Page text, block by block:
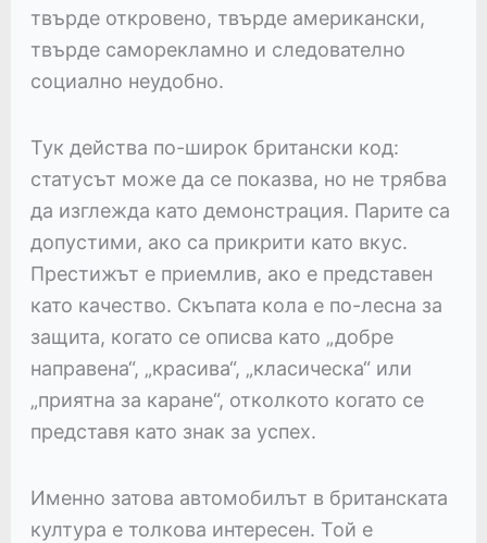
твърде откровено, твърде американски,
твърде саморекламно и следователно
социално неудобно.
Тук действа по-широк британски код:
статусът може да се показва, но не трябва
да изглежда като демонстрация. Парите са
допустими, ако са прикрити като вкус.
Престижът е приемлив, ако е представен
като качество. Скъпата кола е по-лесна за
защита, когато се описва като „добре
направена“, „красива“, „класическа“ или
„приятна за каране“, отколкото когато се
представя като знак за успех.
Именно затова автомобилът в британската
култура е толкова интересен. Той е